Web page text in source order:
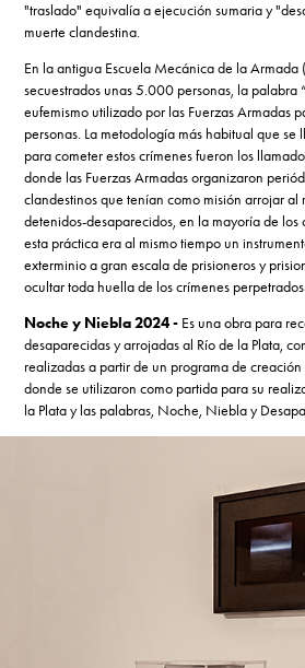
"traslado" equivalía a ejecución sumaria y
muerte clandestina.
En la antigua Escuela Mecánica de la Armada
secuestrados unas 5.000 personas, la palabra
eufemismo utilizado por las Fuerzas Armadas
personas. La metodología más habitual que
para cometer estos crímenes fueron los
donde las Fuerzas Armadas organizaron
clandestinos que tenían como misión arrojar al
detenidos-desaparecidos, en la mayoría de los
esta práctica era al mismo tiempo un
exterminio a gran escala de prisioneros y
ocultar toda huella de los crímenes
Noche y Niebla 2024 - Es una obra para
desaparecidas y arrojadas al Río de la Plata,
realizadas a partir de un programa de
donde se utilizaron como partida para su
la Plata y las palabras, Noche, Niebla y